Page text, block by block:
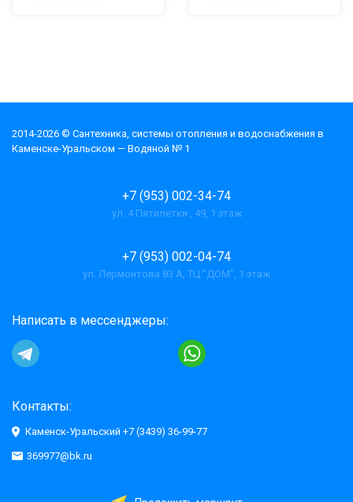
2014-2026 © Cантехника, системы отопления и водоснабжения в
Каменске-Уральском — Водяной № 1
+7 (953) 002-34-74
ул. 4 Пятилетки , 49, 1 этаж
+7 (953) 002-04-74
ул. Лермонтова 83 А, ТЦ "ДОМ", 1 этаж
Написать в мессенджеры:
Контакты:
Каменск-Уральский +7 (3439) 36-99-77
369977@bk.ru